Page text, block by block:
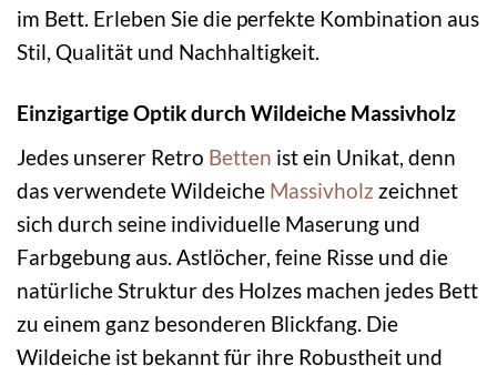
im Bett. Erleben Sie die perfekte Kombination aus
Stil, Qualität und Nachhaltigkeit.
Einzigartige Optik durch Wildeiche Massivholz
Jedes unserer Retro Betten ist ein Unikat, denn
das verwendete Wildeiche Massivholz zeichnet
sich durch seine individuelle Maserung und
Farbgebung aus. Astlöcher, feine Risse und die
natürliche Struktur des Holzes machen jedes Bett
zu einem ganz besonderen Blickfang. Die
Wildeiche ist bekannt für ihre Robustheit und